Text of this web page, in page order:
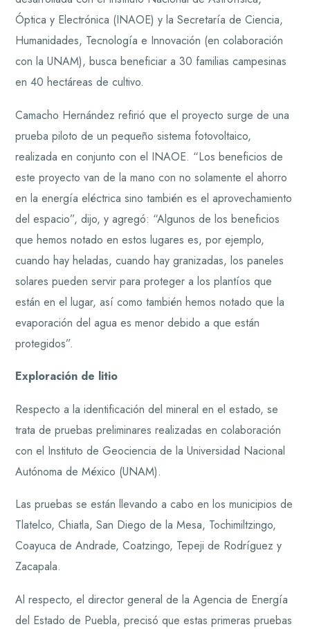
Óptica y Electrónica (INAOE) y la Secretaría de Ciencia,
Humanidades, Tecnología e Innovación (en colaboración
con la UNAM), busca beneficiar a 30 familias campesinas
en 40 hectáreas de cultivo.
Camacho Hernández refirió que el proyecto surge de una
prueba piloto de un pequeño sistema fotovoltaico,
realizada en conjunto con el INAOE. “Los beneficios de
este proyecto van de la mano con no solamente el ahorro
en la energía eléctrica sino también es el aprovechamiento
del espacio”, dijo, y agregó: “Algunos de los beneficios
que hemos notado en estos lugares es, por ejemplo,
cuando hay heladas, cuando hay granizadas, los paneles
solares pueden servir para proteger a los plantíos que
están en el lugar, así como también hemos notado que la
evaporación del agua es menor debido a que están
protegidos”.
Exploración de litio
Respecto a la identificación del mineral en el estado, se
trata de pruebas preliminares realizadas en colaboración
con el Instituto de Geociencia de la Universidad Nacional
Autónoma de México (UNAM).
Las pruebas se están llevando a cabo en los municipios de
Tlatelco, Chiatla, San Diego de la Mesa, Tochimiltzingo,
Coayuca de Andrade, Coatzingo, Tepeji de Rodríguez y
Zacapala.
Al respecto, el director general de la Agencia de Energía
del Estado de Puebla, precisó que estas primeras pruebas